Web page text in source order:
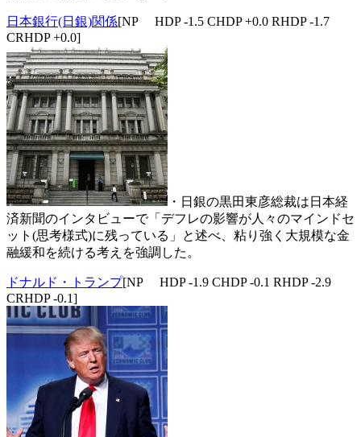
日本銀行(日銀)関係[NP HDP -1.5 CHDP +0.0 RHDP -1.7
CRHDP +0.0]
・日銀の黒田東彦総裁は日本経
済新聞のインタビューで「デフレの影響が人々のマインドセ
ット(思考様式)に残っている」と述べ、粘り強く大規模な金
融緩和を続ける考えを強調した。
ドナルド・トランプ[NP HDP -1.9 CHDP -0.1 RHDP -2.9
CRHDP -0.1]